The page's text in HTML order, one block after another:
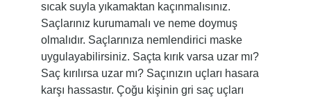
sıcak suyla yıkamaktan kaçınmalısınız.
Saçlarınız kurumamalı ve neme doymuş
olmalıdır. Saçlarınıza nemlendirici maske
uygulayabilirsiniz. Saçta kırık varsa uzar mı?
Saç kırılırsa uzar mı? Saçınızın uçları hasara
karşı hassastır. Çoğu kişinin gri saç uçları